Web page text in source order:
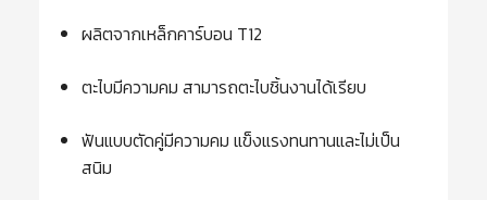
ผลิตจากเหล็กคาร์บอน T12
ตะไบมีความคม สามารถตะไบชิ้นงานได้เรียบ
ฟันแบบตัดคู่มีความคม แข็งแรงทนทานและไม่เป็น
สนิม